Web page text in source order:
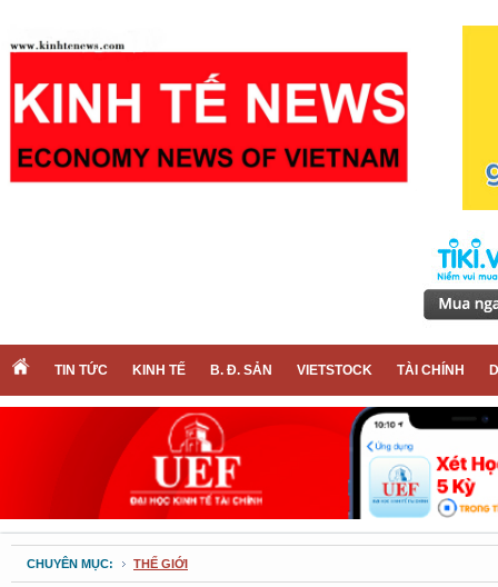
TIN TỨC KINH TẾ B. Đ. SẢN VIETSTOCK TÀI CHÍNH
CHUYÊN MỤC: THẾ GIỚI